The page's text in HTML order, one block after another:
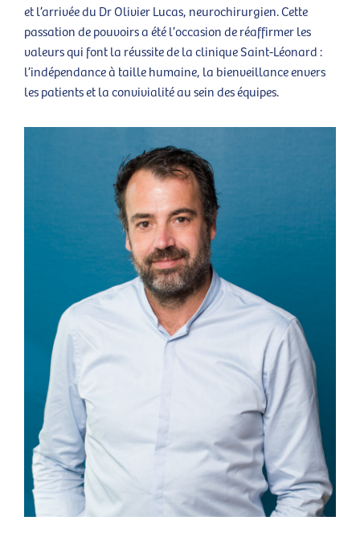
et l’arrivée du Dr Olivier Lucas, neurochirurgien. Cette
passation de pouvoirs a été l’occasion de réaffirmer les
valeurs qui font la réussite de la clinique Saint-Léonard :
l’indépendance à taille humaine, la bienveillance envers
les patients et la convivialité au sein des équipes.